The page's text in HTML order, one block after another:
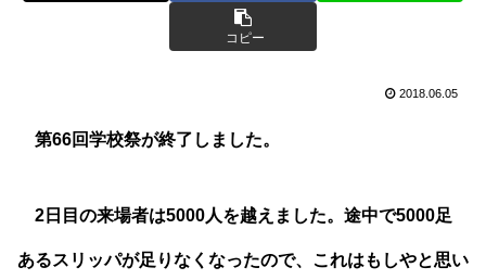
コピー
2018.06.05
第66回学校祭が終了しました。
2日目の来場者は5000人を越えました。途中で5000足
あるスリッパが足りなくなったので、これはもしやと思い